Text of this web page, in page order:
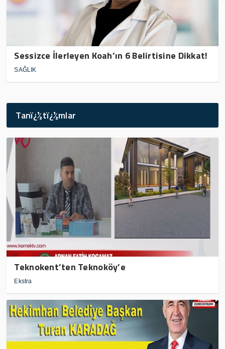
Sessizce İlerleyen Koah’ın 6 Belirtisine Dikkat!
SAĞLIK
Tanï¿½tï¿½mlar
Teknokent’ten Teknoköy’e
Ekstra